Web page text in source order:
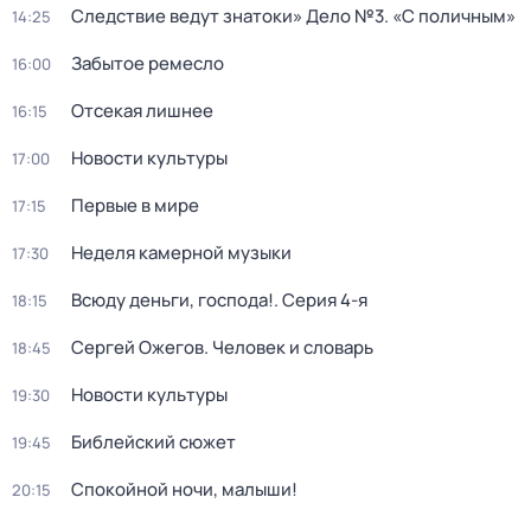
14:25 Следствие ведут знатоки» Дело №3. «С поличным»
16:00 Забытое ремесло
16:15 Отсекая лишнее
17:00 Новости культуры
17:15 Первые в мире
17:30 Неделя камерной музыки
18:15 Всюду деньги, господа!. Серия 4-я
18:45 Сергей Ожегов. Человек и словарь
19:30 Новости культуры
19:45 Библейский сюжет
20:15 Спокойной ночи, малыши!